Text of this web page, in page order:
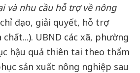
và nhu cầu hỗ trợ về nông
đạo, giải quyết, hỗ trợ
UBND các xã, phường
hậu quả thiên tai theo thẩm
sản xuất nông nghiệp sau